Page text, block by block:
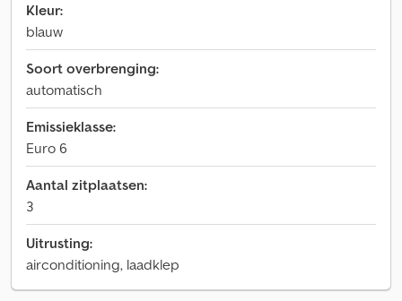
Kleur:
blauw
Soort overbrenging:
automatisch
Emissieklasse:
Euro 6
Aantal zitplaatsen:
3
Uitrusting:
airconditioning, laadklep